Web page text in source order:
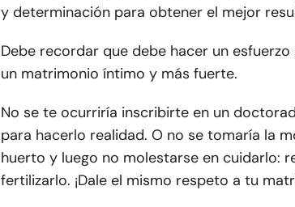
y determinación para obtener el mejor
Debe recordar que debe hacer un
un matrimonio íntimo y más fuerte.
No se te ocurriría inscribirte en un
para hacerlo realidad. O no se tomaría la
huerto y luego no molestarse en cuidarlo:
fertilizarlo. ¡Dale el mismo respeto a tu